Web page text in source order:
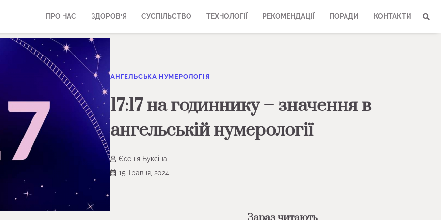
ПРО НАС ЗДОРОВ’Я СУСПІЛЬСТВО ТЕХНОЛОГІЇ РЕКОМЕНДАЦІЇ ПОРАДИ КОНТАКТИ
АНГЕЛЬСЬКА НУМЕРОЛОГІЯ
17:17 на годиннику – значення в
ангельській нумерології
Єсенія Буксіна
15 Травня, 2024